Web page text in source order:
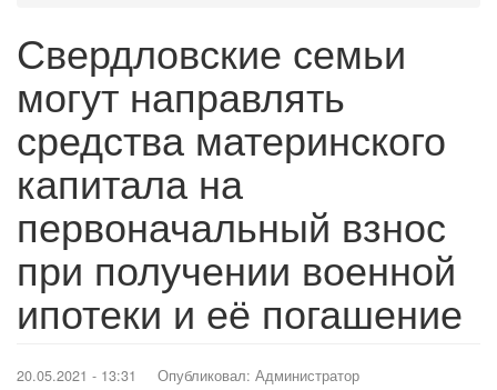
Свердловские семьи
могут направлять
средства материнского
капитала на
первоначальный взнос
при получении военной
ипотеки и её погашение
20.05.2021 - 13:31 Опубликовал: Администратор